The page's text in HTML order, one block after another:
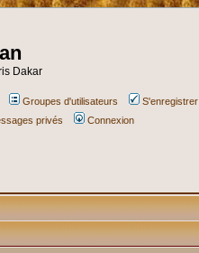
Dakar
Groupes d'utilisateurs
S'enregistrer
privés Connexion